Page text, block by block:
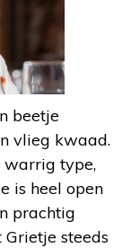
beetje
vlieg kwaad.
warrig type,
is heel open
prachtig
steeds